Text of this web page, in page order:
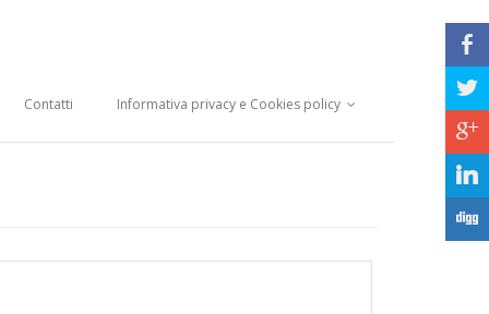
Contatti Informativa privacy e Cookies policy
b
a
c
j
F